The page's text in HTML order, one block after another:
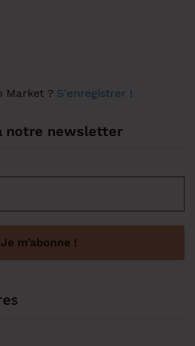
Market ? S'enregistrer !
notre newsletter